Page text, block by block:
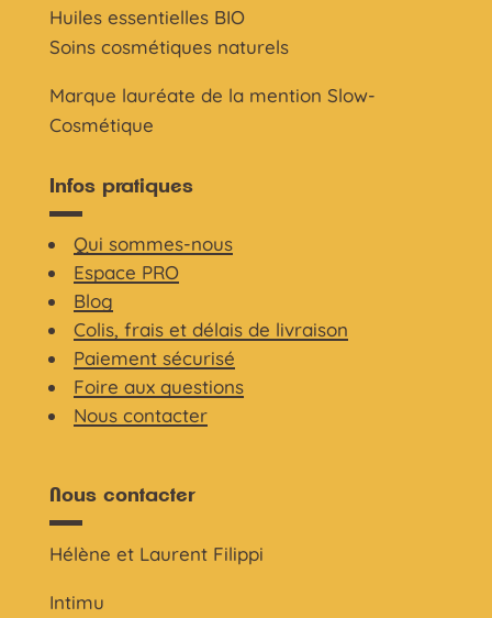
Huiles essentielles BIO
Soins cosmétiques naturels
Marque lauréate de la mention Slow-
Cosmétique
Infos pratiques
Qui sommes-nous
Espace PRO
Blog
Colis, frais et délais de livraison
Paiement sécurisé
Foire aux questions
Nous contacter
Nous contacter
Hélène et Laurent Filippi
Intimu